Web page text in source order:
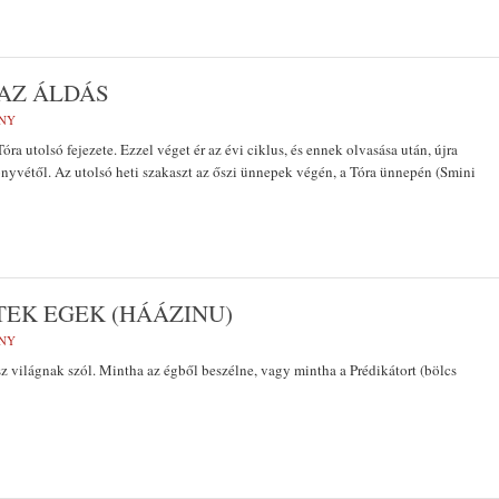
ÁLDÁS
utolsó fejezete. Ezzel véget ér az évi ciklus, és ennek olvasása után, újra
Az utolsó heti szakaszt az őszi ünnepek végén, a Tóra ünnepén (Smini
EGEK (HÁÁZINU)
világnak szól. Mintha az égből beszélne, vagy mintha a Prédikátort (bölcs